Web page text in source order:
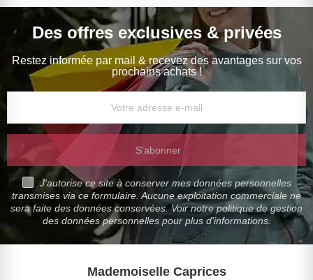
Des offres exclusives & privées
Restez informée par mail & recevez des avantages sur vos
prochains achats !
S’abonner
J'autorise ce site à conserver mes données personnelles
transmises via ce formulaire. Aucune exploitation commerciale ne
sera faite des données conservées. Voir notre politique de gestion
des données personnelles pour plus d'informations.
Mademoiselle Caprices